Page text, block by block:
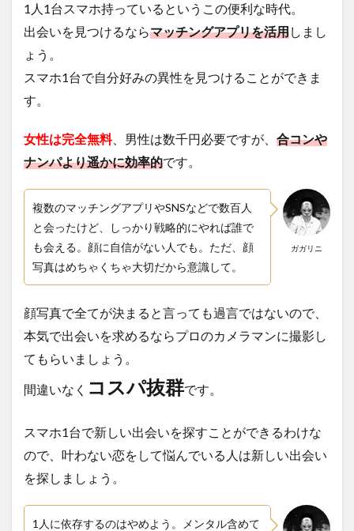
1人1台スマホ持っているというこの便利な時代。
出会いを見つけるならマッチングアプリを活用しまし
ょう。
スマホ1台で自分好みの異性を見つけることができま
す。
女性は完全無料、男性は数千円必要ですが、 合コンや
ナンパより遥かに効率的です。
ガガリニ
複数のマッチングアプリやSNSなどで数百人
と会ったけど、しっかり戦略的にやれば誰で
も会える。顔に自信がない人でも。ただ、顔
写真はめちゃくちゃ大切だから意識して。
顔写真で全てが決まると言っても過言ではないので、
本気で出会いを求めるならプロのカメラマンに撮影し
てもらいましょう。
間違いなく コスパ抜群です。
スマホ1台で新しい出会いを探すことができるわけな
ので、叶わない恋をして悩んでいる人は新しい出会い
を探しましょう。
1人に依存するのはやめよう。メンタル含めて